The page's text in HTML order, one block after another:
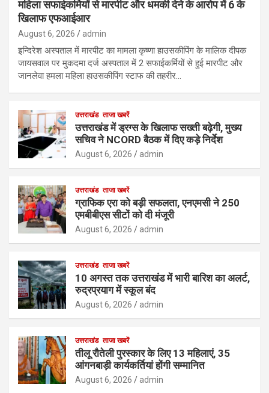
महिला सफाईकर्मियों से मारपीट और धमकी देने के आरोप में 6 के
खिलाफ एफआईआर
August 6, 2026 admin
इन्दिरेश अस्पताल में मारपीट का मामला कृष्णा हाउसकीपिंग के मालिक दीपक
जायसवाल पर मुकदमा दर्ज अस्पताल में 2 सफाईकर्मियों से हुई मारपीट और
जानलेवा हमला महिला हाउसकीपिंग स्टाफ की तहरीर…
उत्तराखंड ताजा खबरें
उत्तराखंड में ड्रग्स के खिलाफ सख्ती बढ़ेगी, मुख्य
सचिव ने NCORD बैठक में दिए कड़े निर्देश
August 6, 2026 admin
उत्तराखंड ताजा खबरें
ग्राफिक एरा को बड़ी सफलता, एनएमसी ने 250
एमबीबीएस सीटों को दी मंजूरी
August 6, 2026 admin
उत्तराखंड ताजा खबरें
10 अगस्त तक उत्तराखंड में भारी बारिश का अलर्ट,
रुद्रप्रयाग में स्कूल बंद
August 6, 2026 admin
उत्तराखंड ताजा खबरें
तीलू रौतेली पुरस्कार के लिए 13 महिलाएं, 35
आंगनबाड़ी कार्यकर्तियां होंगी सम्मानित
August 6, 2026 admin